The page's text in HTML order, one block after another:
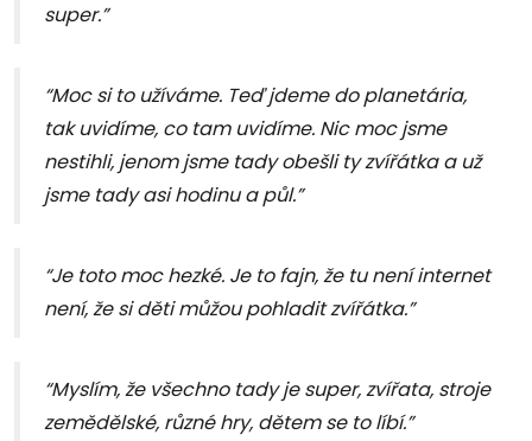
super.”
“Moc si to užíváme. Teď jdeme do planetária,
tak uvidíme, co tam uvidíme. Nic moc jsme
nestihli, jenom jsme tady obešli ty zvířátka a už
jsme tady asi hodinu a půl.”
“Je toto moc hezké. Je to fajn, že tu není internet
není, že si děti můžou pohladit zvířátka.”
“Myslím, že všechno tady je super, zvířata, stroje
zemědělské, různé hry, dětem se to líbí.”